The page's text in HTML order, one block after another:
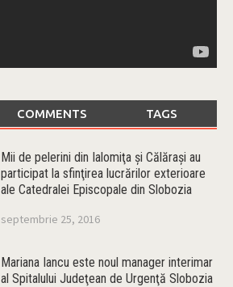
COMMENTS TAGS
Mii de pelerini din Ialomiţa şi Călăraşi au
participat la sfinţirea lucrărilor exterioare
ale Catedralei Episcopale din Slobozia
septembrie 25, 2016
Mariana Iancu este noul manager interimar
al Spitalului Judeţean de Urgenţă Slobozia